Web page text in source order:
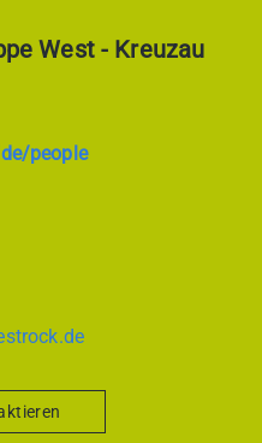
West - Kreuzau
people